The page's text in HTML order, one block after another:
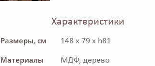
Характеристики
Размеры, см 148 x 79 x h81
Материалы МДФ, дерево